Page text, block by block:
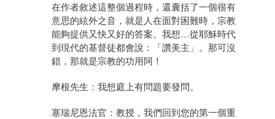
在作者敘述這整個過程時，還囊括了一個很有
意思的絃外之音，就是人在面對困難時，宗教
能夠提供又快又好的答案。我想…從耶穌時代
到現代的基督徒都會說：「讚美主」。那可沒
錯，那就是宗教的功用阿！
摩根先生：我想庭上有問題要發問。
塞瑞尼恩法官：教授，我們回到您的第一個重